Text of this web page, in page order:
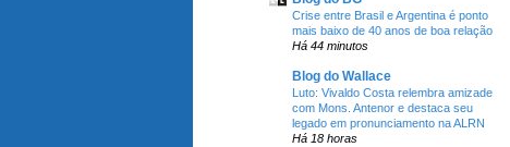
Crise entre Brasil e Argentina é ponto
mais baixo de 40 anos de boa relação
Há 44 minutos
Blog do Wallace
Luto: Vivaldo Costa relembra amizade
com Mons. Antenor e destaca seu
legado em pronunciamento na ALRN
Há 18 horas